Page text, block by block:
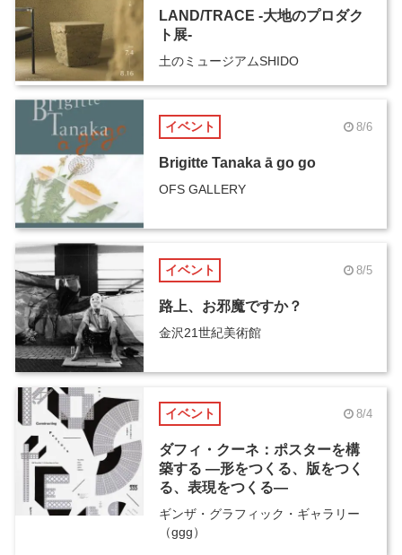
LAND/TRACE -大地のプロダク
ト展-
土のミュージアムSHIDO
イベント 8/6
Brigitte Tanaka ā go go
OFS GALLERY
イベント 8/5
路上、お邪魔ですか？
金沢21世紀美術館
イベント 8/4
ダフィ・クーネ：ポスターを構
築する ―形をつくる、版をつく
る、表現をつくる―
ギンザ・グラフィック・ギャラリー
（ggg）